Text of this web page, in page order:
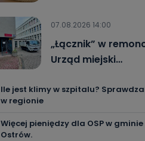
07.08.2026 14:00
„Łącznik” w
Urząd miejski…
Ile jest klimy w szpitalu?
w regionie
Więcej pieniędzy dla OSP w gminie
Ostrów.